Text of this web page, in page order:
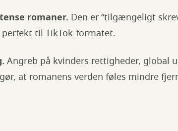
romaner. Den er “tilgængeligt
til TikTok-formatet.
Angreb på kvinders rettigheder, global
at romanens verden føles mindre